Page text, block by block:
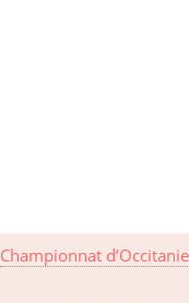
Championnat